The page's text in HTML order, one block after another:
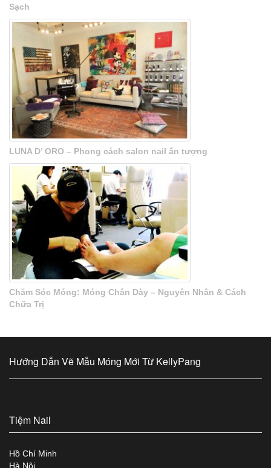
Sạch
LUNA D’ ORO – Phong cách salon nail ấn tượng
Chăm Sóc Móng: Móng Chân Dày – Nguyên Nhân & Cách
Chữa Trị
Hướng Dẫn Vẽ Mẫu Móng Mới Từ KellyPang
Tiệm Nail
Hồ Chí Minh
Hà Nội